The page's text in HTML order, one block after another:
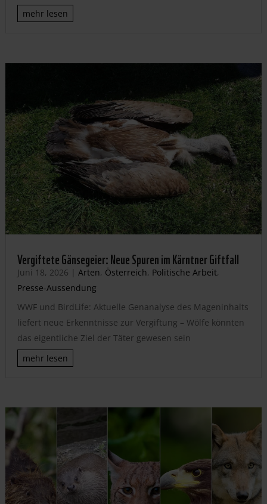
mehr lesen
Vergiftete Gänsegeier: Neue Spuren im Kärntner Giftfall
Juni 18, 2026 | Arten, Österreich, Politische Arbeit,
Presse-Aussendung
WWF und BirdLife: Aktuelle Genanalyse des Mageninhalts
liefert neue Erkenntnisse zur Vergiftung – Wölfe könnten
das eigentliche Ziel der Täter gewesen sein
mehr lesen